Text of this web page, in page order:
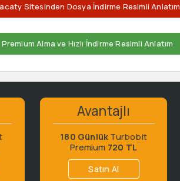
Sitesinden Dosya İndirme Resimli Anlatım
Premium Alma ve Hızlı İndirme Resimli Anlatım
Avantajlı
180 Günlük Turbobit
Premium 720 TL
Satın Al